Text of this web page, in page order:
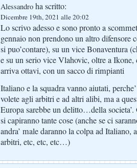
Alessandro ha scritto:
Dicembre 19th, 2021 alle 20:02
Lo scrivo adesso e sono pronto a
gennaio non prendono un altro difensore
si puo’contare), su un vice Bonaventura
e su un serio vice Vlahovic, oltre a Ikone,
arriva ottavi, con un sacco di rimpianti
Italiano e la squadra vanno aiutati,
volete agli arbitri e ad altri alibi, ma a
Europa sarebbe un delitto…della
si capiranno tante cose (anche se ci
andra’ male daranno la colpa ad Italiano,
arbitri, etc, etc, etc…)